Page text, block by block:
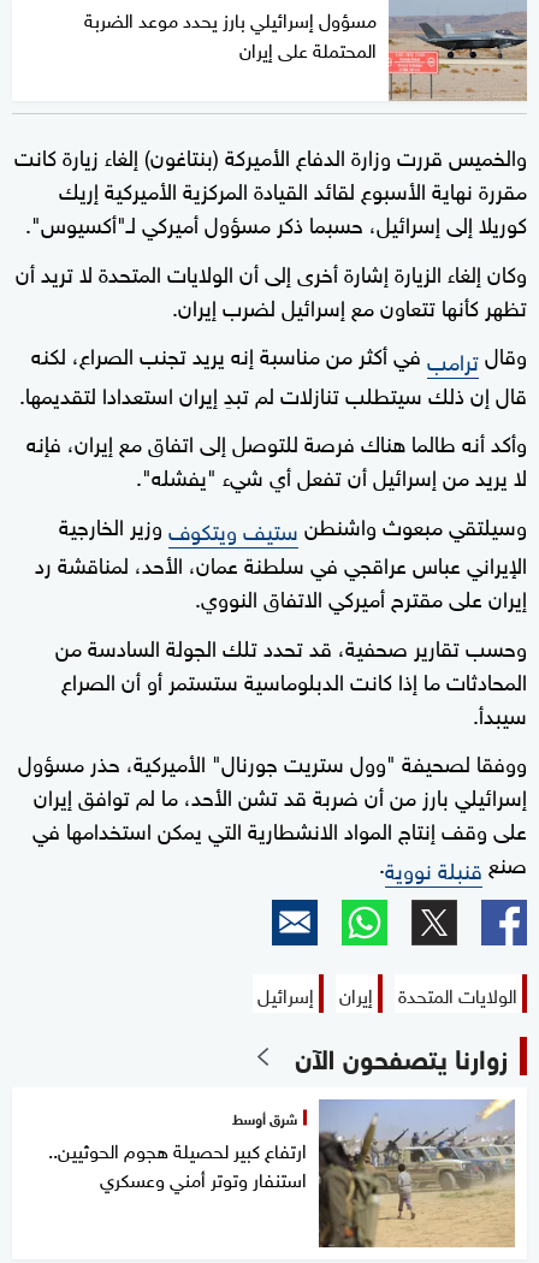
مسؤول إسرائيلي بارز يحدد موعد الضربة
المحتملة على إيران
والخميس قررت وزارة الدفاع الأميركة (بنتاغون) إلغاء زيارة كانت
مقررة نهاية الأسبوع لقائد القيادة المركزية الأميركية إريك
كوريلا إلى إسرائيل، حسبما ذكر مسؤول أميركي لـ"أكسيوس".
وكان إلغاء الزيارة إشارة أخرى إلى أن الولايات المتحدة لا تريد أن
تظهر كأنها تتعاون مع إسرائيل لضرب إيران.
وقالترامبفي أكثر من مناسبة إنه يريد تجنب الصراع، لكنه
قال إن ذلك سيتطلب تنازلات لم تبدِ إيران استعدادا لتقديمها.
وأكد أنه طالما هناك فرصة للتوصل إلى اتفاق مع إيران، فإنه
لا يريد من إسرائيل أن تفعل أي شيء "يفشله".
وسيلتقي مبعوث واشنطنستيف ويتكوفوزير الخارجية
الإيراني عباس عراقجي في سلطنة عمان، الأحد، لمناقشة رد
إيران على مقترح أميركي الاتفاق النووي.
وحسب تقارير صحفية، قد تحدد تلك الجولة السادسة من
المحادثات ما إذا كانت الدبلوماسية ستستمر أو أن الصراع
سيبدأ.
ووفقا لصحيفة "وول ستريت جورنال" الأميركية، حذر مسؤول
إسرائيلي بارز من أن ضربة قد تشن الأحد، ما لم توافق إيران
على وقف إنتاج المواد الانشطارية التي يمكن استخدامها في
صنعقنبلة نووية.
الولايات المتحدة إيران إسرائيل
زوارنا يتصفحون الآن
شرق أوسط
ارتفاع كبير لحصيلة هجوم الحوثيين..
استنفار وتوتر أمني وعسكري